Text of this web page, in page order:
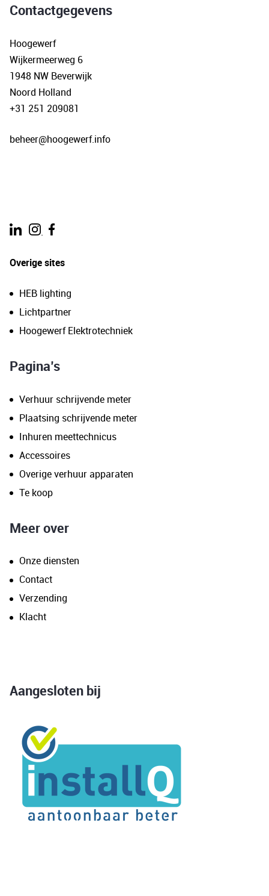
Contactgegevens
Hoogewerf
Wijkermeerweg 6
1948 NW Beverwijk
Noord Holland
+31 251 209081
beheer@hoogewerf.info
.
Overige sites
HEB lighting
Lichtpartner
Hoogewerf Elektrotechniek
Pagina’s
Verhuur schrijvende meter
Plaatsing schrijvende meter
Inhuren meettechnicus
Accessoires
Overige verhuur apparaten
Te koop
Meer over
Onze diensten
Contact
Verzending
Klacht
Aangesloten bij